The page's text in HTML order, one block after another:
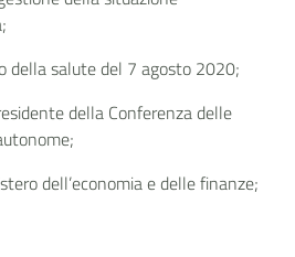
della salute del 7 agosto 2020;
della Conferenza delle
dell’economia e delle finanze;